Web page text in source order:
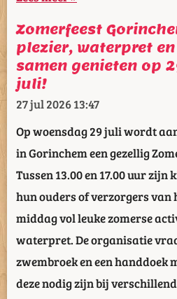
Zomerfeest
plezier, waterpret en
samen genieten op
juli!
27 jul 202613:47
Op woensdag 29 juli wordt
in Gorinchem een gezellig
Tussen 13.00 en 17.00 uur
hun ouders of verzorgers van
middag vol leuke zomerse
waterpret. De organisatie
zwembroek en een handdoek
deze nodig zijn bij